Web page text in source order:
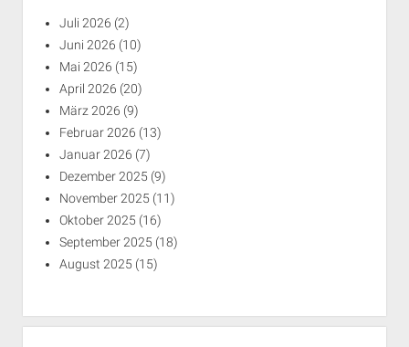
Juli 2026 (2)
Juni 2026 (10)
Mai 2026 (15)
April 2026 (20)
März 2026 (9)
Februar 2026 (13)
Januar 2026 (7)
Dezember 2025 (9)
November 2025 (11)
Oktober 2025 (16)
September 2025 (18)
August 2025 (15)